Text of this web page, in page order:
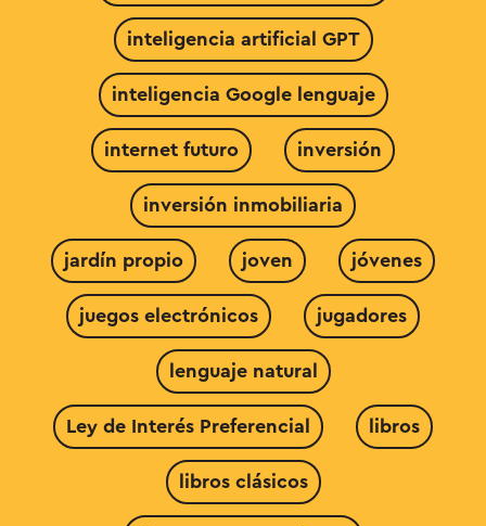
inteligencia artificial GPT
inteligencia Google lenguaje
internet futuro inversión
inversión inmobiliaria
jardín propio joven jóvenes
juegos electrónicos jugadores
lenguaje natural
Ley de Interés Preferencial libros
libros clásicos